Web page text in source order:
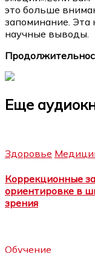
это больше
запоминание. Эта
научные выводы.
Еще
Здоровье
Коррекционные
ориентировке в
зрения
Обучение